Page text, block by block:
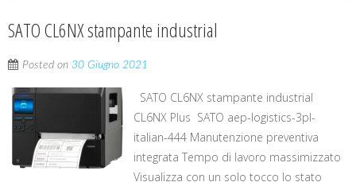
SATO CL6NX stampante industrial
Posted on 30 Giugno 2021
SATO CL6NX stampante industrial
CL6NX Plus SATO aep-logistics-3pl-
italian-444 Manutenzione preventiva
integrata Tempo di lavoro massimizzato
Visualizza con un solo tocco lo stato